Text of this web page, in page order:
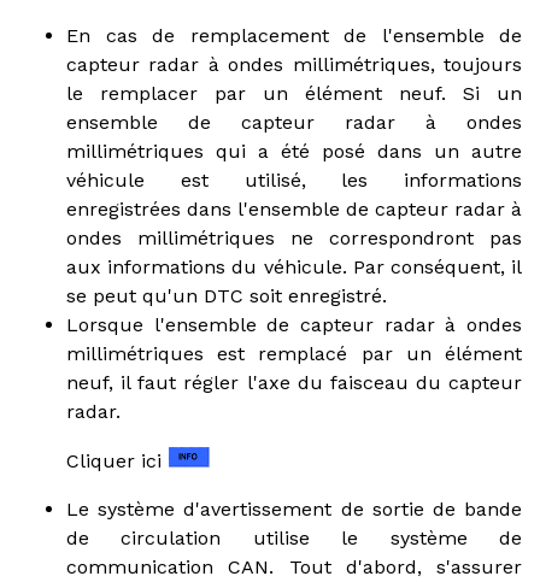
En cas de remplacement de l'ensemble de
capteur radar à ondes millimétriques, toujours
le remplacer par un élément neuf. Si un
ensemble de capteur radar à ondes
millimétriques qui a été posé dans un autre
véhicule est utilisé, les informations
enregistrées dans l'ensemble de capteur radar à
ondes millimétriques ne correspondront pas
aux informations du véhicule. Par conséquent, il
se peut qu'un DTC soit enregistré.
Lorsque l'ensemble de capteur radar à ondes
millimétriques est remplacé par un élément
neuf, il faut régler l'axe du faisceau du capteur
radar.
Cliquer ici
Le système d'avertissement de sortie de bande
de circulation utilise le système de
communication CAN. Tout d'abord, s'assurer